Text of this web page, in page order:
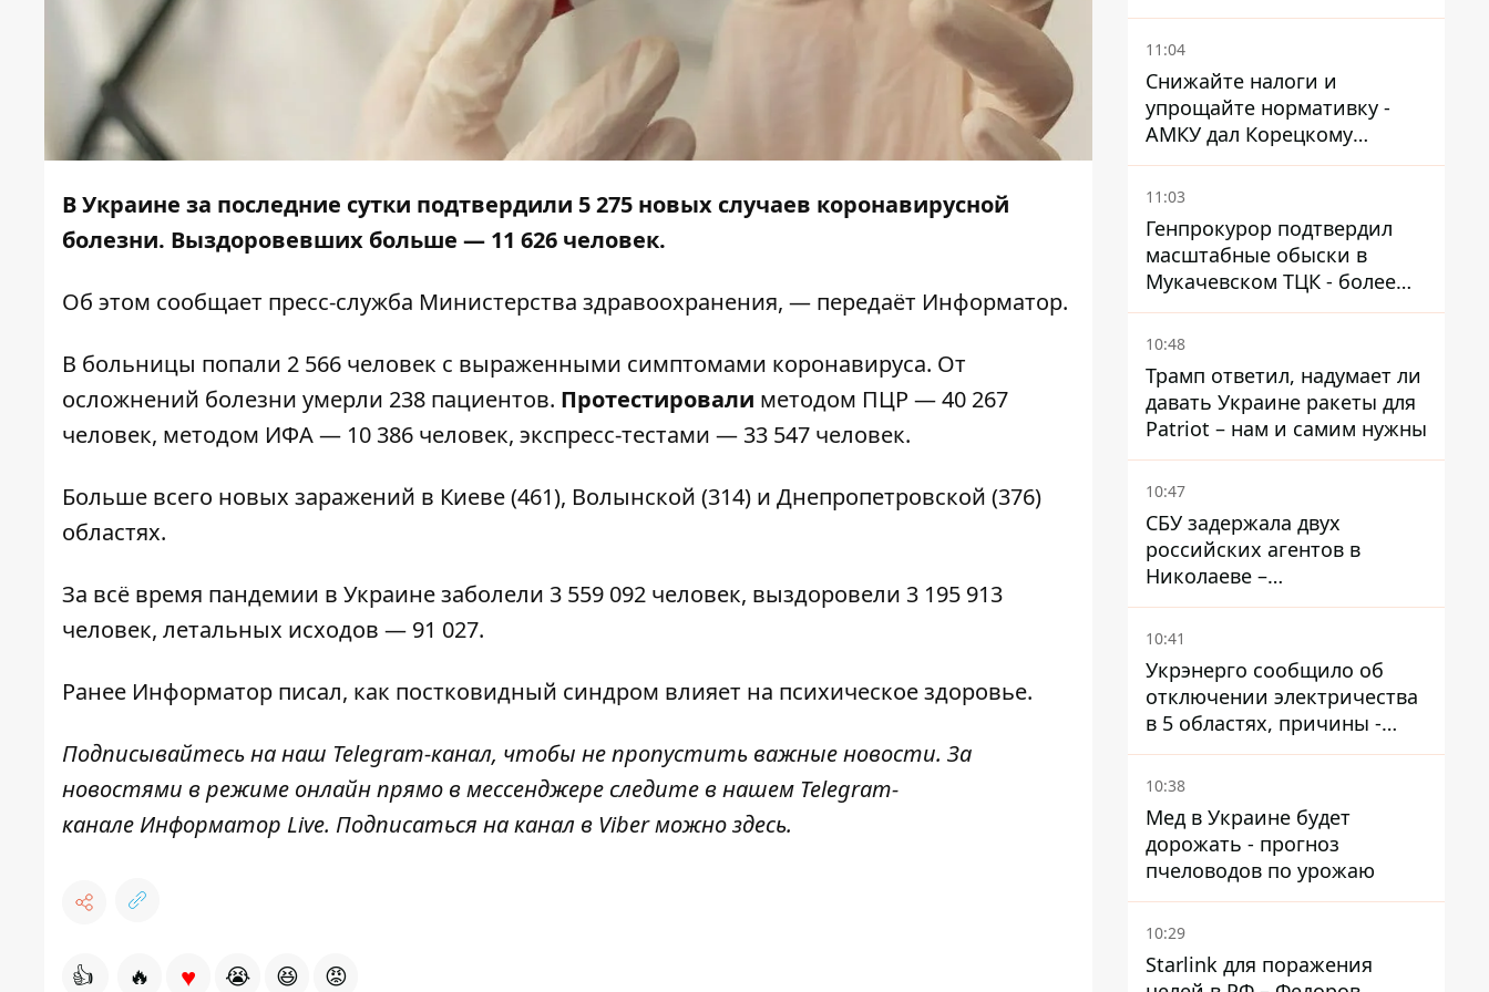
В Украине за последние сутки подтвердили 5 275 новых случаев коронавирусной
болезни. Выздоровевших больше — 11 626 человек.
Об этом сообщает пресс-служба Министерства здравоохранения, — передаёт Информатор.
В больницы попали 2 566 человек с выраженными симптомами коронавируса. От
осложнений болезни умерли 238 пациентов. Протестировали методом ПЦР — 40 267
человек, методом ИФА — 10 386 человек, экспресс-тестами — 33 547 человек.
Больше всего новых заражений в Киеве (461), Волынской (314) и Днепропетровской (376)
областях.
За всё время пандемии в Украине заболели 3 559 092 человек, выздоровели 3 195 913
человек, летальных исходов — 91 027.
Ранее Информатор писал, как постковидный синдром влияет на психическое здоровье.
Подписывайтесь на наш Telegram-канал, чтобы не пропустить важные новости. За
новостями в режиме онлайн прямо в мессенджере следите в нашем Telegram-
канале Информатор Live. Подписаться на канал в Viber можноздесь.
👍 🔥 ♥ 😭 😆 😡
поводу храма УГКЦ на
Северной
11:04
Снижайте налоги и
упрощайте нормативку -
АМКУ дал Корецкому
советы по снижению цен на
топливо
11:03
Генпрокурор подтвердил
масштабные обыски в
Мукачевском ТЦК - более
1,5 тысяч списанных с
военного учета за взятки
10:48
Трамп ответил, надумает ли
давать Украине ракеты для
Patriot – нам и самим нужны
10:47
СБУ задержала двух
российских агентов в
Николаеве –
корректировали удары по
городу
10:41
Укрэнерго сообщило об
отключении электричества
в 5 областях, причины -
обстрелы и жара
10:38
Мед в Украине будет
дорожать - прогноз
пчеловодов по урожаю
10:29
Starlink для поражения